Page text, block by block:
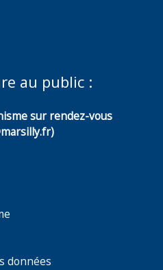
au public :
sur rendez-vous
données